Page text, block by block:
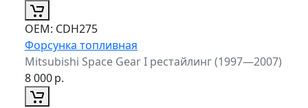
ОЕМ: CDH275
Форсунка топливная
Mitsubishi Space Gear I рестайлинг (1997—2007)
8 000р.